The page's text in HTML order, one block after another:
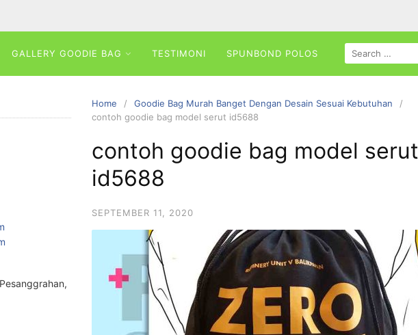
GALLERY GOODIE BAG TESTIMONI SPUNBOND POLOS
SEARCH
FOR:
Home
Goodie Bag Murah Banget Dengan Desain Sesuai Kebutuhan
contoh goodie bag model serut id5688
contoh goodie bag model serut
id5688
SEPTEMBER 11, 2020